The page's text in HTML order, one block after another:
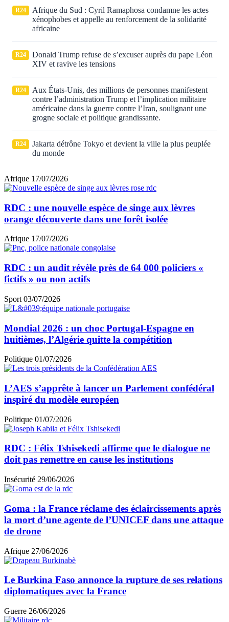
R24
Afrique du Sud : Cyril Ramaphosa condamne les actes
xénophobes et appelle au renforcement de la solidarité
africaine
R24
Donald Trump refuse de s’excuser auprès du pape Léon
XIV et ravive les tensions
R24
Aux États‑Unis, des millions de personnes manifestent
contre l’administration Trump et l’implication militaire
américaine dans la guerre contre l’Iran, soulignant une
grogne sociale et politique grandissante.
R24
Jakarta détrône Tokyo et devient la ville la plus peuplée
du monde
Afrique 17/07/2026
RDC : une nouvelle espèce de singe aux lèvres
orange découverte dans une forêt isolée
Afrique 17/07/2026
RDC : un audit révèle près de 64 000 policiers «
fictifs » ou non actifs
Sport 03/07/2026
Mondial 2026 : un choc Portugal-Espagne en
huitièmes, l’Algérie quitte la compétition
Politique 01/07/2026
L’AES s’apprête à lancer un Parlement confédéral
inspiré du modèle européen
Politique 01/07/2026
RDC : Félix Tshisekedi affirme que le dialogue ne
doit pas remettre en cause les institutions
Insécurité 29/06/2026
Goma : la France réclame des éclaircissements après
la mort d’une agente de l’UNICEF dans une attaque
de drone
Afrique 27/06/2026
Le Burkina Faso annonce la rupture de ses relations
diplomatiques avec la France
Guerre 26/06/2026